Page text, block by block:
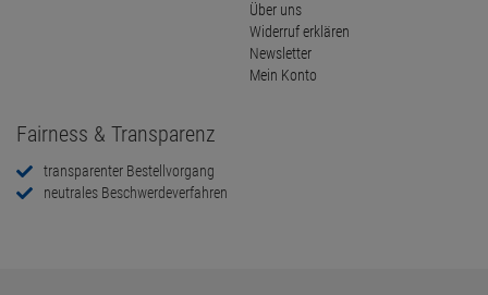
Über uns
Widerruf erklären
Newsletter
Mein Konto
Fairness & Transparenz
transparenter Bestellvorgang
neutrales Beschwerdeverfahren